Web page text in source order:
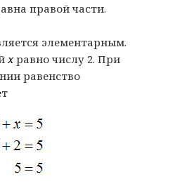
правой части.
элементарным.
xравно числу 2. При
равенство